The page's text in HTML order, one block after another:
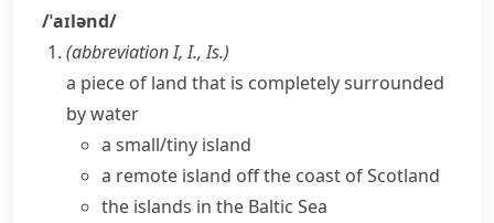
/ˈaɪlənd/
(abbreviationI,I.,Is.)
a piece of land that is completely surrounded
by water
a small/tiny island
a remote island off the coast of Scotland
the islands in the Baltic Sea